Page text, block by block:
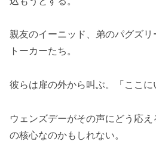
親友のイーニッド、弟のパグズ
トーカーたち。
彼らは扉の外から叫ぶ。「ここに
ウェンズデーがその声にどう応
の核心なのかもしれない。